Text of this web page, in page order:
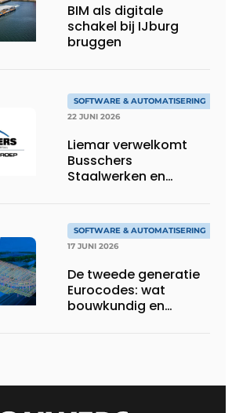
BIM als digitale
schakel bij IJburg
bruggen
SOFTWARE & AUTOMATISERING
22 JUNI 2026
Liemar verwelkomt
Busschers
Staalwerken en
SOFTWARE & AUTOMATISERING
17 JUNI 2026
De tweede generatie
Eurocodes: wat
bouwkundig en